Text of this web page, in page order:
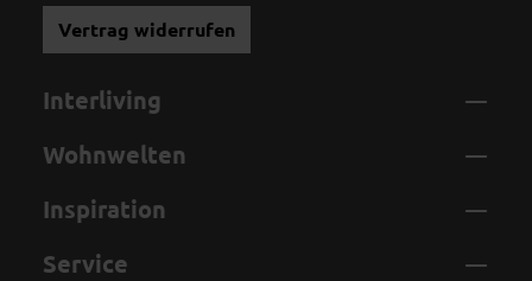
Vertrag widerrufen
Interliving
Wohnwelten
Inspiration
Service